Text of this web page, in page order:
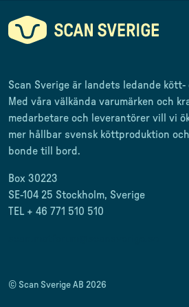
Scan Sverige är landets ledande
Med våra välkända varumärken och
medarbetare och leverantörer vill vi
mer hållbar svensk köttproduktion
bonde till
bord.
Box 30223
SE-104 25 Stockholm, Sverige
TEL + 46 771 510 510
© Scan Sverige AB 2026